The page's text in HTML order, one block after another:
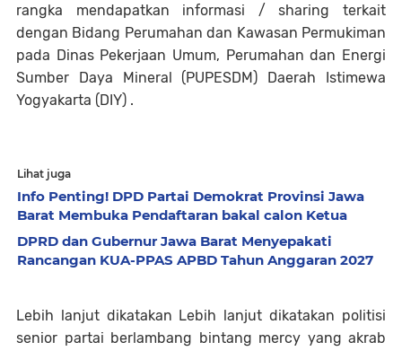
rangka mendapatkan informasi / sharing terkait
dengan Bidang Perumahan dan Kawasan Permukiman
pada Dinas Pekerjaan Umum, Perumahan dan Energi
Sumber Daya Mineral (PUPESDM) Daerah Istimewa
Yogyakarta (DIY) .
Lihat juga
Info Penting! DPD Partai Demokrat Provinsi Jawa
Barat Membuka Pendaftaran bakal calon Ketua
DPRD dan Gubernur Jawa Barat Menyepakati
Rancangan KUA-PPAS APBD Tahun Anggaran 2027
Lebih lanjut dikatakan Lebih lanjut dikatakan politisi
senior partai berlambang bintang mercy yang akrab